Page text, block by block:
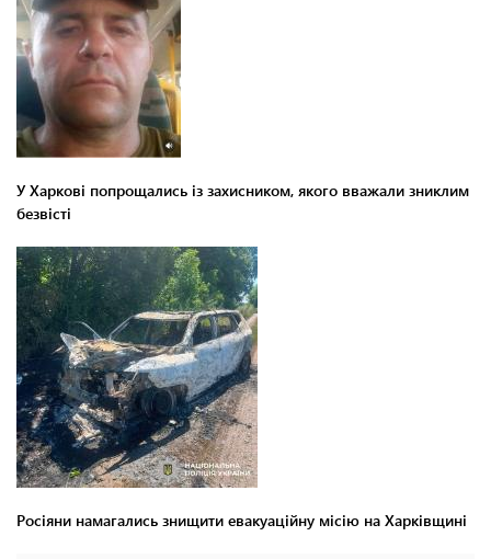
У Харкові попрощались із захисником, якого вважали зниклим
безвісті
Росіяни намагались знищити евакуаційну місію на Харківщині